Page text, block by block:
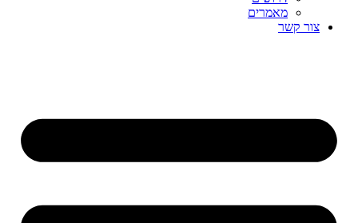
מאמרים
צור קשר